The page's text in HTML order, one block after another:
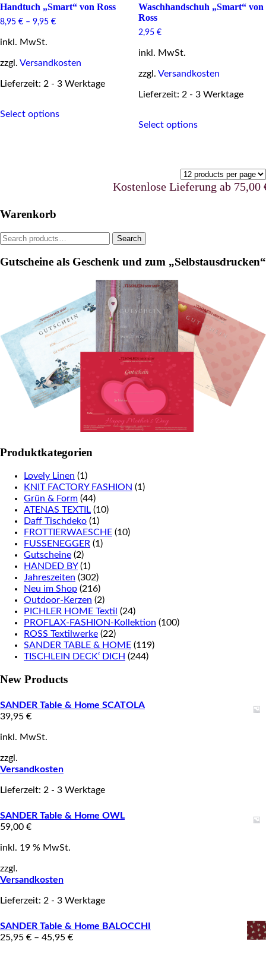
Handtuch „Smart“ von Ross
8,95 € – 9,95 €
inkl. MwSt.
zzgl. Versandkosten
Lieferzeit: 2 - 3 Werktage
Select optionsproduct
product
Waschhandschuh „Smart“ von
Ross
2,95 €
inkl. MwSt.
zzgl. Versandkosten
Lieferzeit: 2 - 3 Werktage
Select optionsproduct
The
options
may
page
Kostenlose Lieferung ab 75,00
Warenkorb
Search
Search
Gutscheine als Geschenk und zum „Selbstausdrucken“
Produktkategorien
Lovely Linen (1)
KNIT FACTORY FASHION (1)
Grün & Form (44)
ATENAS TEXTIL (10)
Daff Tischdeko (1)
FROTTIERWAESCHE (10)
FUSSENEGGER (1)
Gutscheine (2)
HANDED BY (1)
Jahreszeiten (302)
Neu im Shop (216)
Outdoor-Kerzen (2)
PICHLER HOME Textil (24)
PROFLAX-FASHION-Kollektion (100)
ROSS Textilwerke (22)
SANDER TABLE & HOME (119)
TISCHLEIN DECK‘ DICH (244)
New Products
SANDER Table & Home SCATOLA
39,95 €
inkl. MwSt.
zzgl.
Versandkosten
Lieferzeit: 2 - 3 Werktage
SANDER Table & Home OWL
59,00 €
inkl. 19 % MwSt.
zzgl.
Versandkosten
Lieferzeit: 2 - 3 Werktage
SANDER Table & Home BALOCCHI
25,95 € – 45,95 €